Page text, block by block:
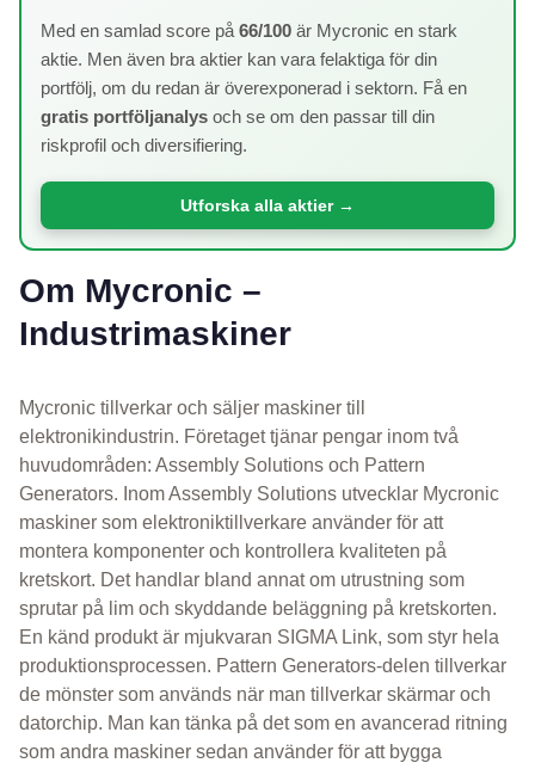
Med en samlad score på 66/100 är Mycronic en stark
aktie. Men även bra aktier kan vara felaktiga för din
portfölj, om du redan är överexponerad i sektorn. Få en
gratis portföljanalys och se om den passar till din
riskprofil och diversifiering.
Utforska alla aktier →
Om Mycronic –
Industrimaskiner
Mycronic tillverkar och säljer maskiner till
elektronikindustrin. Företaget tjänar pengar inom två
huvudområden: Assembly Solutions och Pattern
Generators. Inom Assembly Solutions utvecklar Mycronic
maskiner som elektroniktillverkare använder för att
montera komponenter och kontrollera kvaliteten på
kretskort. Det handlar bland annat om utrustning som
sprutar på lim och skyddande beläggning på kretskorten.
En känd produkt är mjukvaran SIGMA Link, som styr hela
produktionsprocessen. Pattern Generators-delen tillverkar
de mönster som används när man tillverkar skärmar och
datorchip. Man kan tänka på det som en avancerad ritning
som andra maskiner sedan använder för att bygga